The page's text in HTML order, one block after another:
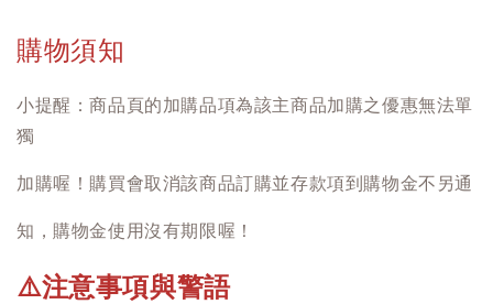
購物須知
小提醒：商品頁的加購品項為該主商品加購之優惠無法單
獨
加購喔！購買會取消該商品訂購並存款項到購物金不另通
知，購物金使用沒有期限喔！
⚠️注意事項與警語